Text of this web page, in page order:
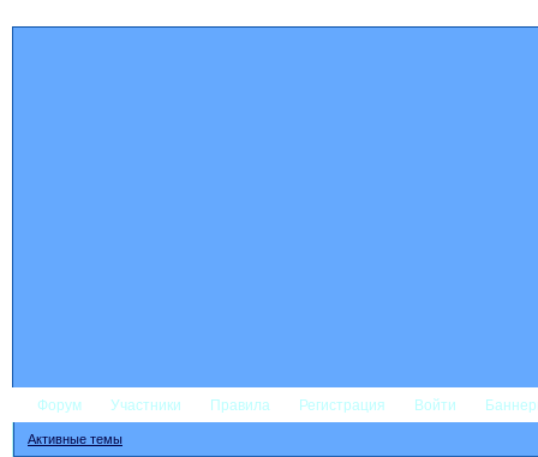
Форум Участники Правила Регистрация Войти
Активные темы